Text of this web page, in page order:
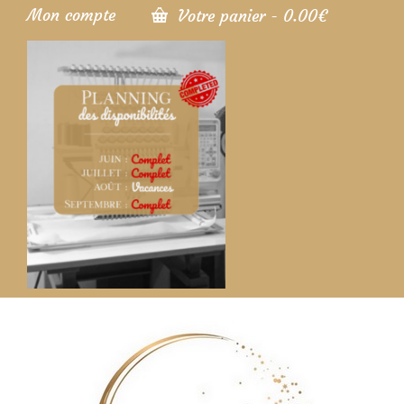
Mon compte Votre panier - 0.00€